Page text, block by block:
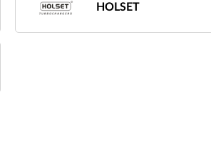
HOLSET